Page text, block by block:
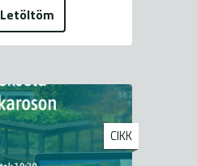
Letöltöm
CIKK